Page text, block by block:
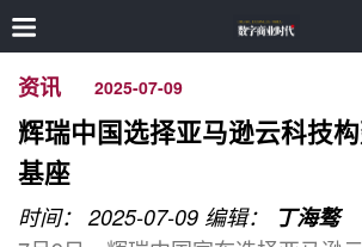
资讯 2025-07-09
辉瑞中国选择亚马逊云科技
基座
时间： 2025-07-09 编辑：
丁海骜